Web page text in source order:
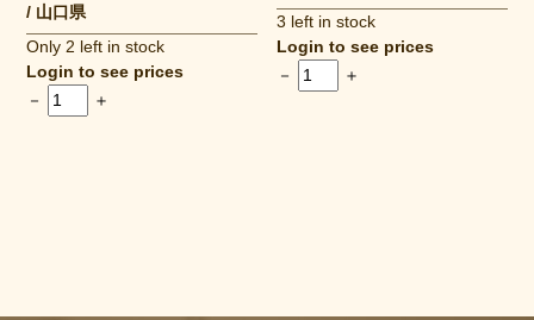
/ 山口県
Only 2 left in stock
Login to see prices
－
＋
3 left in stock
Login to see prices
－
＋